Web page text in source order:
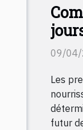
09/04/
Les
futur